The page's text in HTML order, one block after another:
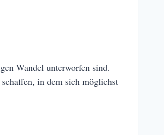
Wandel unterworfen sind.
in dem sich möglichst